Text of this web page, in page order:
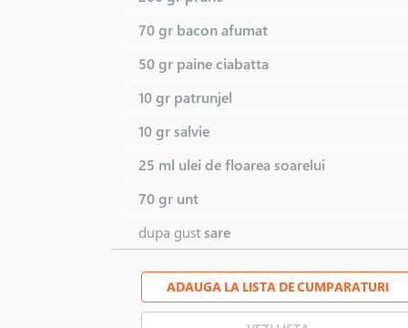
70 gr bacon afumat
50 gr paine ciabatta
10 gr patrunjel
10 grsalvie
25 ml ulei de floarea soarelui
70 gr unt
dupa gustsare
ADAUGA LA LISTA DE CUMPARATURI